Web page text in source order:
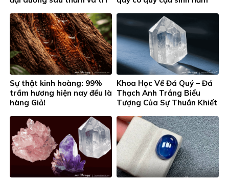
Dậu (1993)
Sự thật kinh hoàng: 99%
trầm hương hiện nay đều là
hàng Giả!
Khoa Học Về Đá Quý – Đá
Thạch Anh Trắng Biểu
Tượng Của Sự Thuần Khiết
Toàn Diện